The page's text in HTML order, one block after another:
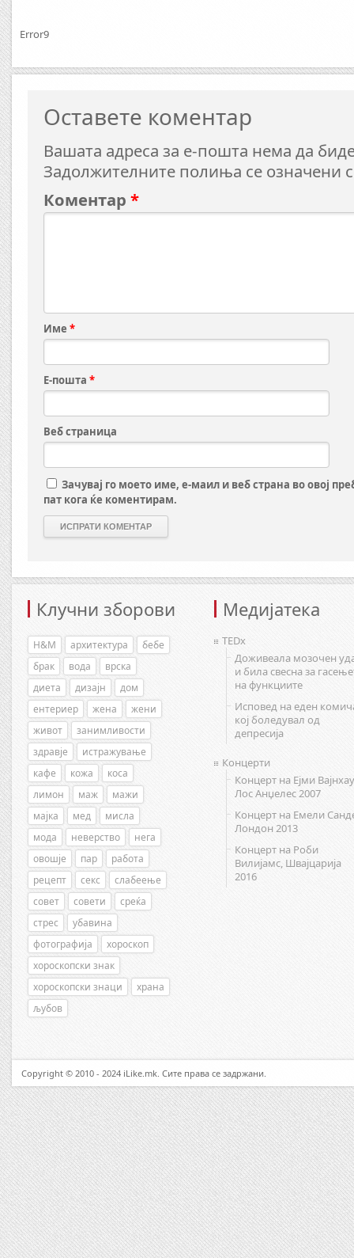
Error9
Оставете коментар
Вашата адреса за е-пошта нема да
Задолжителните полиња се означени
Коментар *
Име *
Е-пошта *
Веб страница
Зачувај го моето име, е-маил и веб страна во овој
пат кога ќе коментирам.
Клучни зборови
H&M архитектура
бебе
брак
вода
врска
диета
дизајн
дом
ентериер
жена
жени
живот
занимливости
здравје
истражување
кафе
кожа
коса
лимон
маж
мажи
мајка
мед
мисла
мода
неверство
нега
овошје
пар
работа
рецепт
секс
слабеење
совет
совети
среќа
стрес
убавина
фотографија
хороскоп
хороскопски знак
хороскопски знаци
храна
љубов
Медијатека
TEDx
Доживеала мозочен
и била свесна за
на функциите
Исповед на еден
кој боледувал од
депресија
Концерти
Концерт на Ејми
Лос Анџелес 2007
Концерт на Емели
Лондон 2013
Концерт на Роби
Вилијамс, Швајцарија
2016
Copyright © 2010 - 2024 iLike.mk. Сите права се задржани.